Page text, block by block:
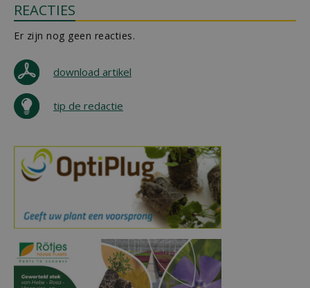
REACTIES
Er zijn nog geen reacties.
download artikel
tip de redactie